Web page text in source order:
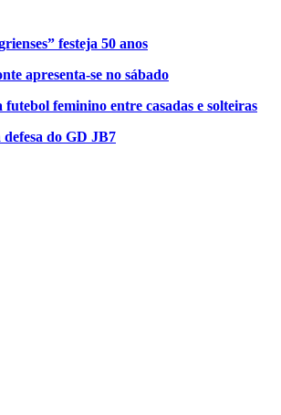
festeja 50 anos
apresenta-se no sábado
futebol feminino entre casadas e solteiras
do GD JB7